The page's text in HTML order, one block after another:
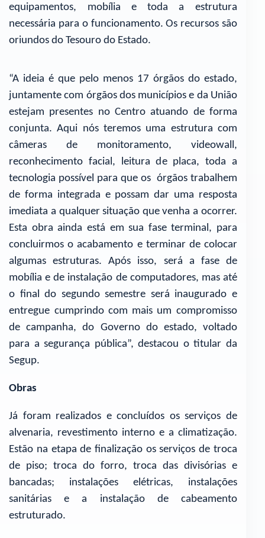
equipamentos, mobília e toda a estrutura
necessária para o funcionamento. Os recursos são
oriundos do Tesouro do Estado.
“A ideia é que pelo menos 17 órgãos do estado,
juntamente com órgãos dos municípios e da União
estejam presentes no Centro atuando de forma
conjunta. Aqui nós teremos uma estrutura com
câmeras de monitoramento, videowall,
reconhecimento facial, leitura de placa, toda a
tecnologia possível para que os órgãos trabalhem
de forma integrada e possam dar uma resposta
imediata a qualquer situação que venha a ocorrer.
Esta obra ainda está em sua fase terminal, para
concluirmos o acabamento e terminar de colocar
algumas estruturas. Após isso, será a fase de
mobília e de instalação de computadores, mas até
o final do segundo semestre será inaugurado e
entregue cumprindo com mais um compromisso
de campanha, do Governo do estado, voltado
para a segurança pública”, destacou o titular da
Segup.
Obras
Já foram realizados e concluídos os serviços de
alvenaria, revestimento interno e a climatização.
Estão na etapa de finalização os serviços de troca
de piso; troca do forro, troca das divisórias e
bancadas; instalações elétricas, instalações
sanitárias e a instalação de cabeamento
estruturado.